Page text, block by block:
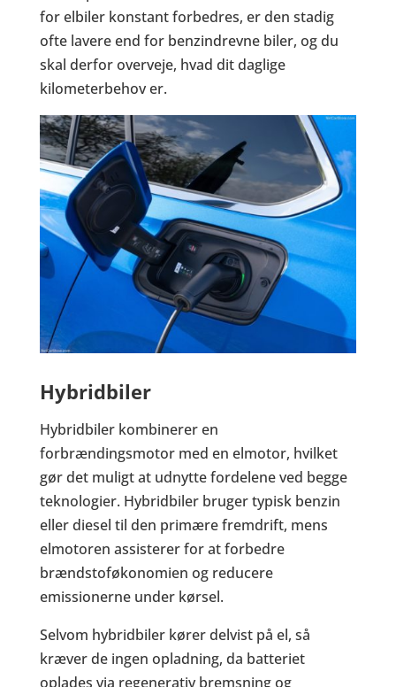
for elbiler konstant forbedres, er den stadig
ofte lavere end for benzindrevne biler, og du
skal derfor overveje, hvad dit daglige
kilometerbehov er.
Hybridbiler
Hybridbiler kombinerer en
forbrændingsmotor med en elmotor, hvilket
gør det muligt at udnytte fordelene ved begge
teknologier. Hybridbiler bruger typisk benzin
eller diesel til den primære fremdrift, mens
elmotoren assisterer for at forbedre
brændstoføkonomien og reducere
emissionerne under kørsel.
Selvom hybridbiler kører delvist på el, så
kræver de ingen opladning, da batteriet
oplades via regenerativ bremsning og